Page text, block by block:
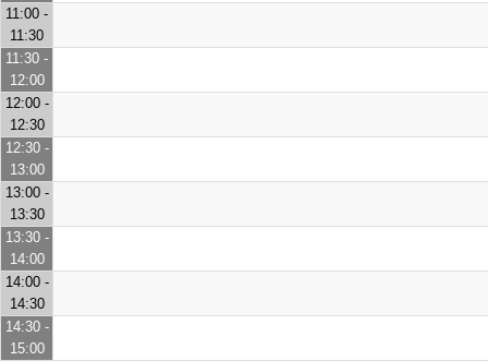
11:00 -
11:30
11:30 -
12:00
12:00 -
12:30
12:30 -
13:00
13:00 -
13:30
13:30 -
14:00
14:00 -
14:30
14:30 -
15:00